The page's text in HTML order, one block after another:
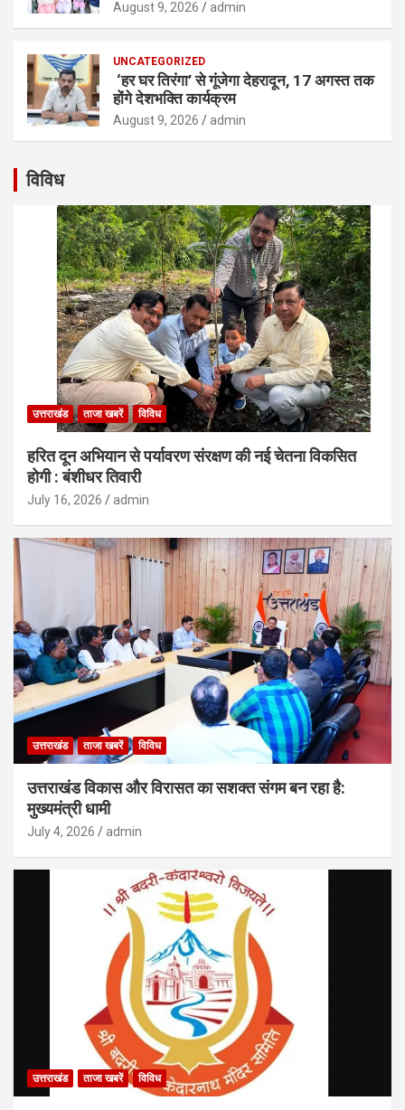
August 9, 2026 admin
UNCATEGORIZED
‘हर घर तिरंगा’ से गूंजेगा देहरादून, 17 अगस्त तक
होंगे देशभक्ति कार्यक्रम
August 9, 2026 admin
विविध
उत्तराखंड ताजा खबरें विविध
हरित दून अभियान से पर्यावरण संरक्षण की नई चेतना विकसित
होगी : बंशीधर तिवारी
July 16, 2026 admin
उत्तराखंड ताजा खबरें विविध
उत्तराखंड विकास और विरासत का सशक्त संगम बन रहा है:
मुख्यमंत्री धामी
July 4, 2026 admin
उत्तराखंड ताजा खबरें विविध